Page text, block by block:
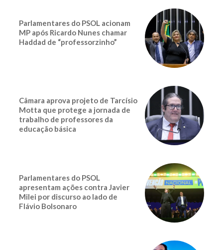
Parlamentares do PSOL acionam
MP após Ricardo Nunes chamar
Haddad de “professorzinho”
Câmara aprova projeto de Tarcísio
Motta que protege a jornada de
trabalho de professores da
educação básica
Parlamentares do PSOL
apresentam ações contra Javier
Milei por discurso ao lado de
Flávio Bolsonaro